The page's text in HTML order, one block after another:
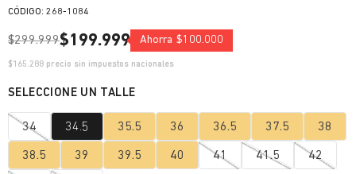
: 268-1084
$299.999$199.999 Ahorra $100.000
$165.288 precio sin impuestos nacionales
34 34.5 35.5 36 36.5 37.5 38
38.5 39 39.5 40 41 41.5 42